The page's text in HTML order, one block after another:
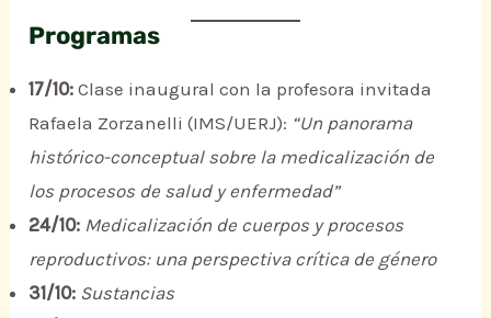
Programas
17/10: Clase inaugural con la profesora invitada
Rafaela Zorzanelli (IMS/UERJ): “Un panorama
histórico-conceptual sobre la medicalización de
los procesos de salud y enfermedad”
24/10: Medicalización de cuerpos y procesos
reproductivos: una perspectiva crítica de género
31/10: Sustancias